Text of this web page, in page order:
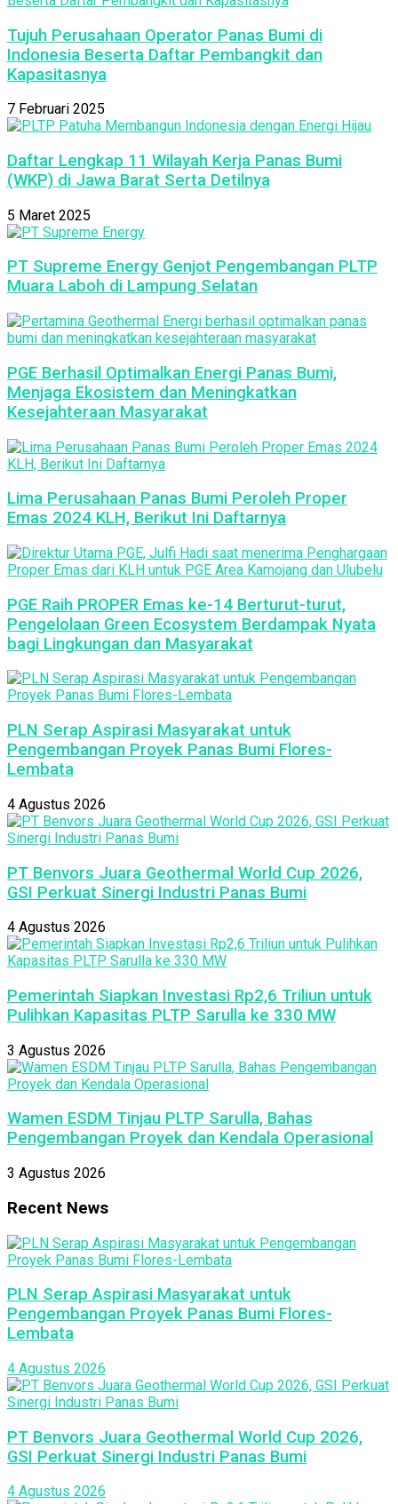
Tujuh Perusahaan Operator Panas Bumi di
Indonesia Beserta Daftar Pembangkit dan
Kapasitasnya
7 Februari 2025
Daftar Lengkap 11 Wilayah Kerja Panas Bumi
(WKP) di Jawa Barat Serta Detilnya
5 Maret 2025
PT Supreme Energy Genjot Pengembangan PLTP
Muara Laboh di Lampung Selatan
PGE Berhasil Optimalkan Energi Panas Bumi,
Menjaga Ekosistem dan Meningkatkan
Kesejahteraan Masyarakat
Lima Perusahaan Panas Bumi Peroleh Proper
Emas 2024 KLH, Berikut Ini Daftarnya
PGE Raih PROPER Emas ke-14 Berturut-turut,
Pengelolaan Green Ecosystem Berdampak Nyata
bagi Lingkungan dan Masyarakat
PLN Serap Aspirasi Masyarakat untuk
Pengembangan Proyek Panas Bumi Flores-
Lembata
4 Agustus 2026
PT Benvors Juara Geothermal World Cup 2026,
GSI Perkuat Sinergi Industri Panas Bumi
4 Agustus 2026
Pemerintah Siapkan Investasi Rp2,6 Triliun untuk
Pulihkan Kapasitas PLTP Sarulla ke 330 MW
3 Agustus 2026
Wamen ESDM Tinjau PLTP Sarulla, Bahas
Pengembangan Proyek dan Kendala Operasional
3 Agustus 2026
Recent News
PLN Serap Aspirasi Masyarakat untuk
Pengembangan Proyek Panas Bumi Flores-
Lembata
4 Agustus 2026
PT Benvors Juara Geothermal World Cup 2026,
GSI Perkuat Sinergi Industri Panas Bumi
4 Agustus 2026